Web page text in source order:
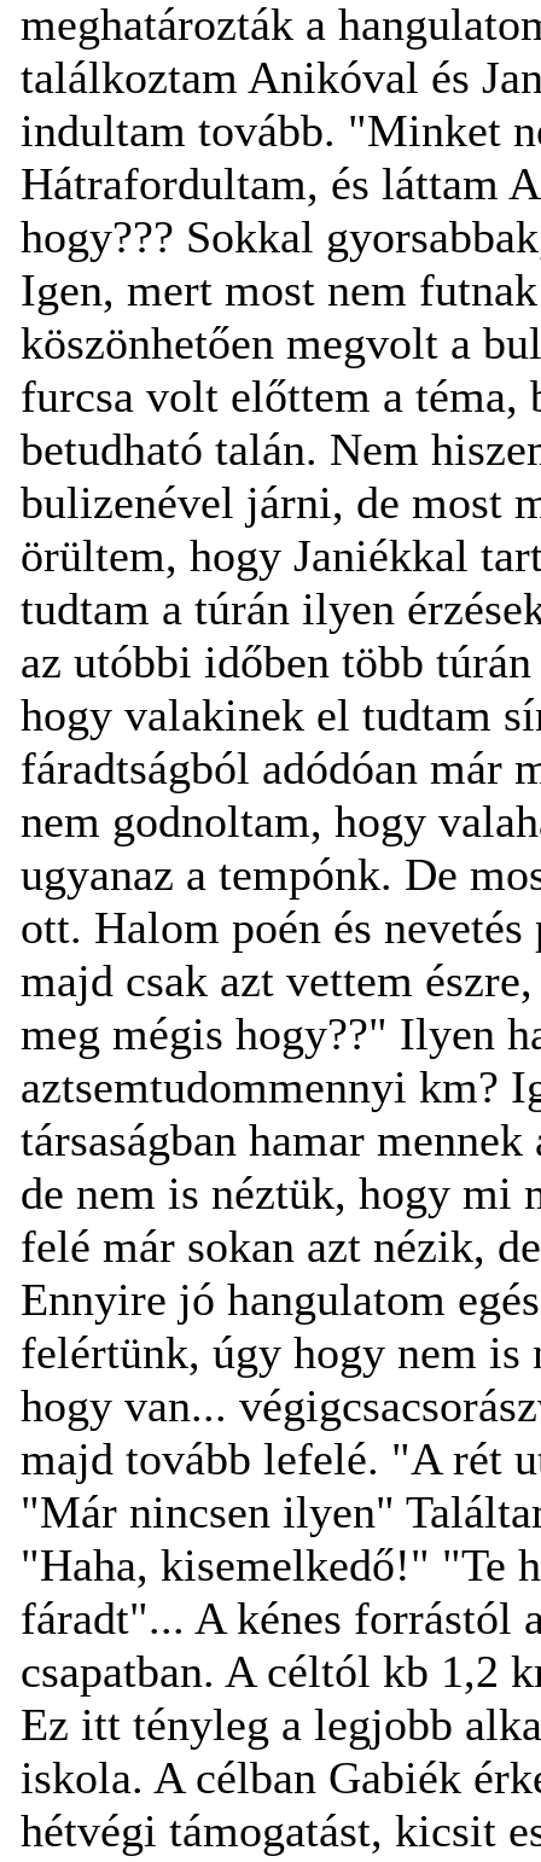
meghatározták a
találkoztam Anikóval és
indultam tovább. "Minket
Hátrafordultam, és láttam
hogy??? Sokkal
Igen, mert most nem
köszönhetően megvolt a
furcsa volt előttem a téma,
betudható talán. Nem
bulizenével járni, de most
örültem, hogy Janiékkal
tudtam a túrán ilyen
az utóbbi időben több
hogy valakinek el tudtam
fáradtságból adódóan már
nem godnoltam, hogy
ugyanaz a tempónk. De
ott. Halom poén és
majd csak azt vettem
meg mégis hogy??" Ilyen
aztsemtudommennyi km?
társaságban hamar
de nem is néztük, hogy mi
felé már sokan azt nézik,
Ennyire jó hangulatom
felértünk, úgy hogy nem is
hogy van...
majd tovább lefelé. "A rét
"Már nincsen ilyen"
"Haha, kisemelkedő!" "Te
fáradt"... A kénes forrástól
csapatban. A céltól kb 1,2
Ez itt tényleg a legjobb
iskola. A célban Gabiék
hétvégi támogatást, kicsit